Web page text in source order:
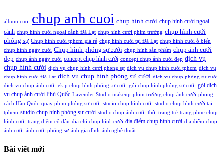
album cuoi chup anh cuoi chụp hình cưới chụp hình cưới ngoại
cảnh chụp hình cưới ngoại cảnh Đà Lạt chụp hình cưới phim trường chụp hình cưới
phóng sự Chụp hình cưới tphcm giá rẻ chụp hình cưới tại Đà Lạt chụp hình cưới ở biển
chụp hình ngày cưới Chụp hình phóng sự cưới chụp hình sản phẩm chụp ảnh cưới
đẹp chụp ảnh ngày cưới concept chụp hình cưới concept chụp ảnh cưới đẹp dịch vụ
chụp hình cưới dịch vụ chụp hình cưới phóng sự dịch vụ chụp hình cưới tphcm dịch vụ
chụp hình cưới Đà Lạt dịch vụ chụp hình phóng sự cưới dịch vụ chụp phóng sự cưới.
dịch vụ chụp ảnh cưới ekip chụp hình phóng sự cưới gói chụp hình phóng sự cưới gói dịch
vụ chụp ảnh cưới Phú Quốc Lavender Studio makeup phim trường chụp ảnh cưới phong
cách Hàn Quốc quay phim phóng sự cưới studio chụp hình cưới studio chụp hình cưới tại
tphcm studio chụp hình phóng sự cưới studio chụp ảnh cưới thời trang trẻ trang phục chụp
hình cưới trang điểm cô dâu địa chỉ chụp hình cưới địa điểm chụp hình cưới địa điểm chụp
ảnh cưới ảnh cưới phóng sự ảnh gia đình ảnh nghệ thuật
Bài viết mới